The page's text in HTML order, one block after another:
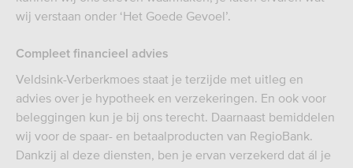
wij verstaan onder ‘Het Goede Gevoel’.
Compleet financieel advies
Veldsink-Verberkmoes staat je terzijde met uitleg en
advies over je hypotheek en verzekeringen. En ook voor
beleggingen kun je bij ons terecht. Daarnaast bemiddelen
wij voor de spaar- en betaalproducten van RegioBank.
Dankzij al deze diensten, ben je ervan verzekerd dat ál je